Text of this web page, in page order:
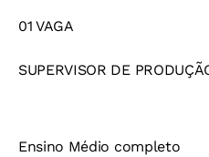
01 VAGA
SUPERVISOR DE
Ensino Médio completo